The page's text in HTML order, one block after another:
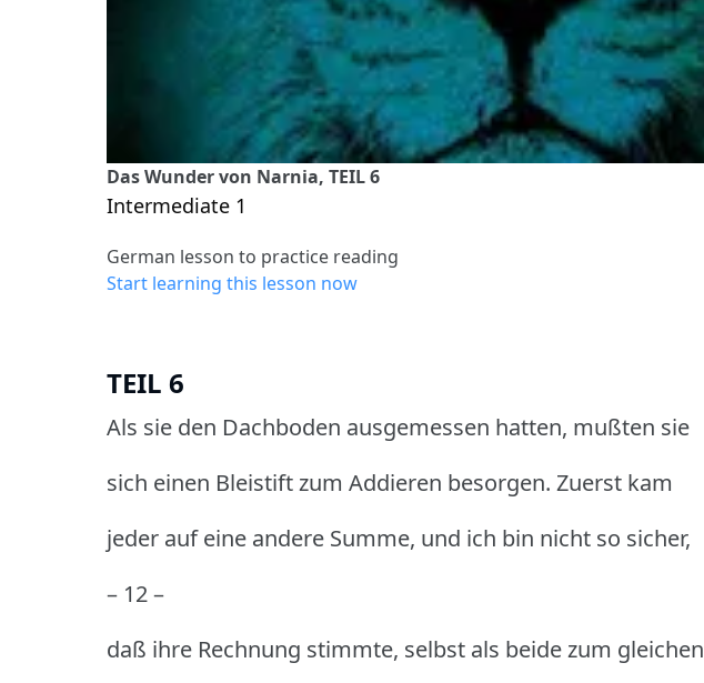
Das Wunder von Narnia, TEIL 6
Intermediate 1
German lesson to practice reading
Start learning this lesson now
TEIL 6
Als sie den Dachboden ausgemessen hatten, mußten sie
sich einen Bleistift zum Addieren besorgen. Zuerst kam
jeder auf eine andere Summe, und ich bin nicht so sicher,
– 12 –
daß ihre Rechnung stimmte, selbst als beide zum gleichen